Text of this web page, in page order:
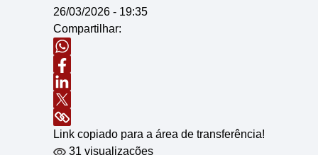
26/03/2026 - 19:35
Compartilhar:
Link copiado para a área de transferência!
31 visualizações